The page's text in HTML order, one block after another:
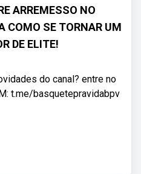
ARREMESSO NO
COMO SE TORNAR UM
DE ELITE!
do canal? entre no
t.me/basquetepravidabpv